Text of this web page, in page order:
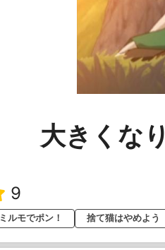
大きくな
9
ミルモでポン！
捨て猫はやめよう